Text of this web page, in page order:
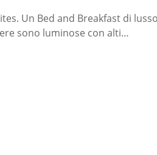
Un Bed and Breakfast di
sono luminose con alti…